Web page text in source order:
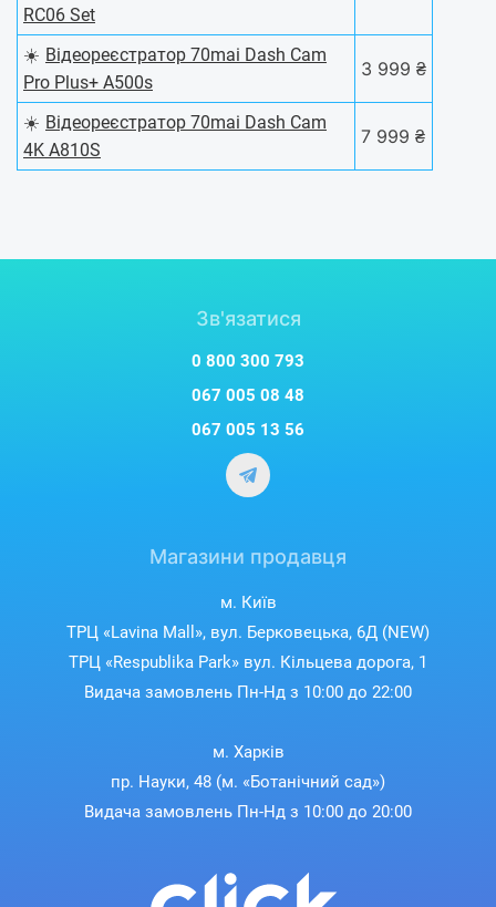
RC06 Set
☀️ Відеореєстратор 70mai Dash Cam
Pro Plus+ A500s
3 999 ₴
☀️ Відеореєстратор 70mai Dash Cam
4K A810S
7 999 ₴
Зв'язатися
0 800 300 793
067 005 08 48
067 005 13 56
Магазини продавця
м. Київ
ТРЦ «Lavina Mall», вул. Берковецька, 6Д (NEW)
ТРЦ «Respublika Park» вул. Кільцева дорога, 1
Видача замовлень Пн-Нд з 10:00 до 22:00
м. Харків
пр. Науки, 48 (м. «Ботанічний сад»)
Видача замовлень Пн-Нд з 10:00 до 20:00